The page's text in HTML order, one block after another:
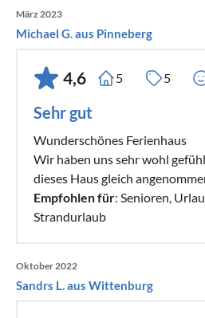
März 2023
Michael G. aus Pinneberg
4,6 5 5
Sehr gut
Wunderschönes Ferienhaus
Wir haben uns sehr wohl
dieses Haus gleich
Empfohlen für: Senioren,
Strandurlaub
Oktober 2022
Sandrs L. aus Wittenburg